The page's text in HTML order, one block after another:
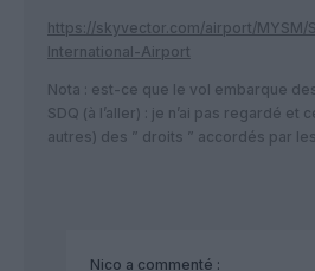
https://skyvector.com/airport/MYSM/
International-Airport
Nota : est-ce que le vol embarque
SDQ (à l’aller) : je n’ai pas regardé et
autres) des ” droits ” accordés par
Nico a commenté :